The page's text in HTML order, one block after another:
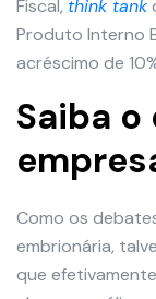
Fiscal, think tank
Produto Interno
acréscimo de
Saiba
Como os
embrionária,
que